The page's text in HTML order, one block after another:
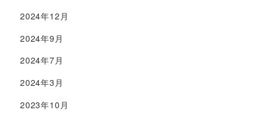
2024年12月
2024年9月
2024年7月
2024年3月
2023年10月